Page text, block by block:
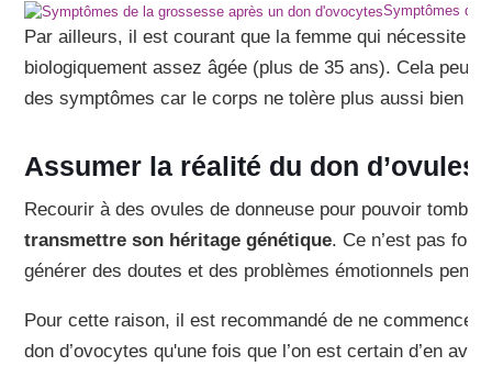
Symptômes de
Par ailleurs, il est courant que la femme qui nécessite
biologiquement assez âgée (plus de 35 ans). Cela peut
des symptômes car le corps ne tolère plus aussi bien
Assumer la réalité du don d’ovules
Recourir à des ovules de donneuse pour pouvoir
transmettre son héritage génétique. Ce n’est pas
générer des doutes et des problèmes émotionnels
Pour cette raison, il est recommandé de ne commencer
don d’ovocytes qu'une fois que l’on est certain d’en